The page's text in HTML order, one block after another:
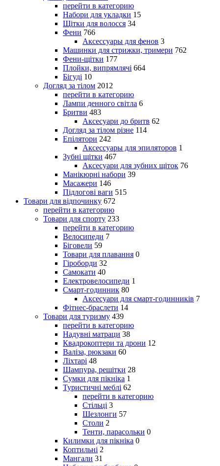
перейти в категорию
Набори для укладки 15
Щітки для волосся 34
Фени 766
Аксессуары для фенов 3
Машинки для стрижки, тримери 762
Фени-щітки 177
Плойки, випрямлячі 664
Бігуді 10
Догляд за тілом 2012
перейти в категорию
Лампи денного світла 6
Бритви 483
Аксесуари до бритв 62
Догляд за тілом різне 114
Епілятори 242
Аксессуары для эпиляторов 1
Зубні щітки 467
Аксесуари для зубних щіток 76
Манікюрні набори 39
Масажери 146
Підлогові ваги 515
Товари для відпочинку 672
перейти в категорию
Товари для спорту 233
перейти в категорию
Велосипеди 7
Біговели 59
Товари для плавання 0
Гіроборди 32
Самокати 40
Електровелосипеди 1
Смарт-годинник 80
Аксесуари для смарт-годинників 7
Фітнес-браслети 14
Товари для туризму 439
перейти в категорию
Надувні матраци 38
Квадрокоптери та дрони 12
Валіза, рюкзаки 60
Ліхтарі 48
Шампура, решітки 28
Сумки для пікніка 1
Туристичні меблі 62
перейти в категорию
Стільці 3
Шезлонги 57
Столи 2
Тенти, парасольки 0
Килимки для пікніка 0
Коптильні 2
Мангали 31